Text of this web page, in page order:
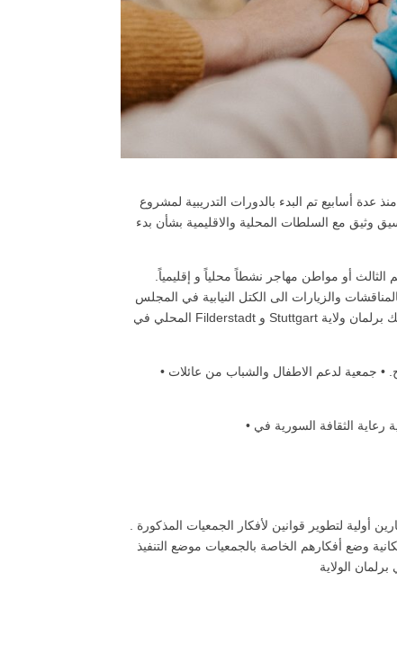
منذ عدة أسابيع تم البدء بالدورات التدريبية لمشروع MIT عبر الانترنيت . وفي حال تحسن حالة وباء الكورونا سيتم البدء بالتدريب من خلال
مع السلطات المحلية والاقليمية بشأن بدء
أو مواطن مهاجر نشطاً محلياً و إقليمياً.
والزيارات الى الكتل النيابية في المجلس
المحلي في Filderstadt و Stuttgart وكذلك برلمان ولاية Baden-Württemberg يتم الآن اعداد كل هذه المرحلة الثالثة من المشروع والتي
• جمعية لمساعدة اللاجئين للاعتراف بالمؤهلات والمعرفة والمهارات المكتسبة في الخارج. • جمعية لدعم الاطفال والشباب من عائلات
أولية لتطوير قوانين لأفكار الجمعيات المذكورة .
وضع أفكارهم الخاصة بالجمعيات موضع التنفيذ